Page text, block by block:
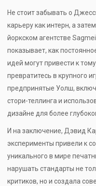
Не стоит забывать о
карьеру как интерн, а
йоркском агентстве
показывает, как
идей могут привести к
превратитесь в крупного
предпринятые Уолш,
стори-теллинга и
дизайне для более
И на заключение, Дэвид
эксперименты привели к
уникального в мире
нарушать стандарты не
критиков, но и создала